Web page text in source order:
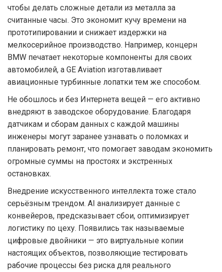
чтобы делать сложные детали из металла за
считанные часы. Это экономит кучу времени на
прототипировании и снижает издержки на
мелкосерийное производство. Например, концерн
BMW печатает некоторые компоненты для своих
автомобилей, а GE Aviation изготавливает
авиационные турбинные лопатки тем же способом.
Не обошлось и без Интернета вещей — его активно
внедряют в заводское оборудование. Благодаря
датчикам и сборам данных с каждой машины
инженеры могут заранее узнавать о поломках и
планировать ремонт, что помогает заводам экономить
огромные суммы на простоях и экстренных
остановках.
Внедрение искусственного интеллекта тоже стало
серьёзным трендом. AI анализирует данные с
конвейеров, предсказывает сбои, оптимизирует
логистику по цеху. Появились так называемые
цифровые двойники — это виртуальные копии
настоящих объектов, позволяющие тестировать
рабочие процессы без риска для реального